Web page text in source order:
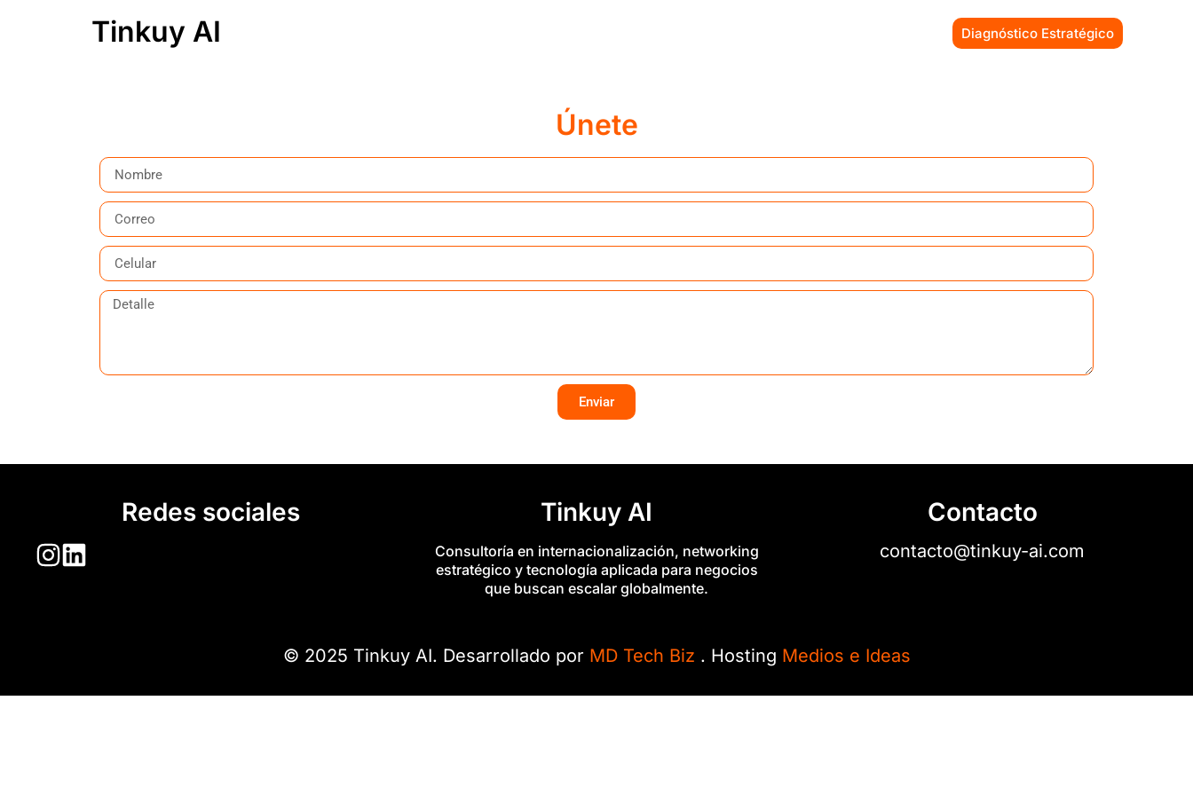
Tinkuy AI Diagnóstico Estratégico
Únete
Enviar
Redes sociales Tinkuy AI
Consultoría en internacionalización, networking
estratégico y tecnología aplicada para negocios
que buscan escalar globalmente.
Contacto
contacto@tinkuy-ai.com
© 2025 Tinkuy AI. Desarrollado por MD Tech Biz . Hosting Medios e Ideas